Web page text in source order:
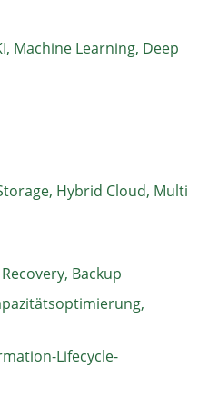
Machine Learning, Deep
Hybrid Cloud, Multi
Backup
Lifecycle-